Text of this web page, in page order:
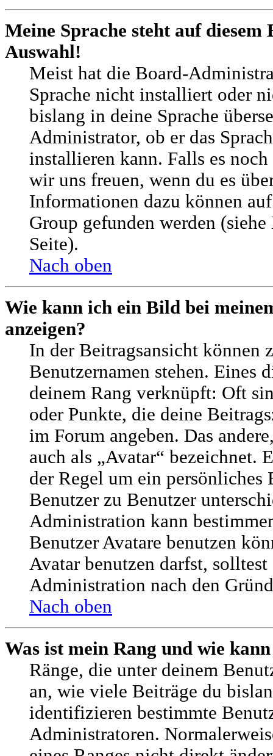
Meine Sprache steht auf
Auswahl!
Meist hat die Board-
Sprache nicht installiert oder
bislang in deine Sprache
Administrator, ob er das
installieren kann. Falls es
wir uns freuen, wenn du es
Informationen dazu können
Group gefunden werden
Seite).
Nach oben
Wie kann ich ein Bild bei
anzeigen?
In der Beitragsansicht können
Benutzernamen stehen. Eines
deinem Rang verknüpft: Oft
oder Punkte, die deine
im Forum angeben. Das
auch als „Avatar“ bezeichnet.
der Regel um ein
Benutzer zu Benutzer
Administration kann
Benutzer Avatare benutzen
Avatar benutzen darfst,
Administration nach den
Nach oben
Was ist mein Rang und wie
Ränge, die unter deinem
an, wie viele Beiträge du
identifizieren bestimmte
Administratoren.